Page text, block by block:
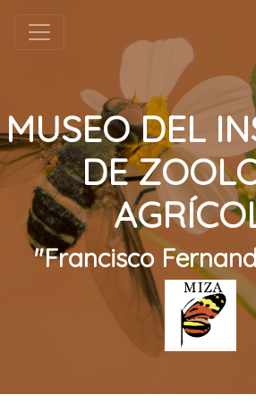
MUSEO DEL
DE
"Francisco